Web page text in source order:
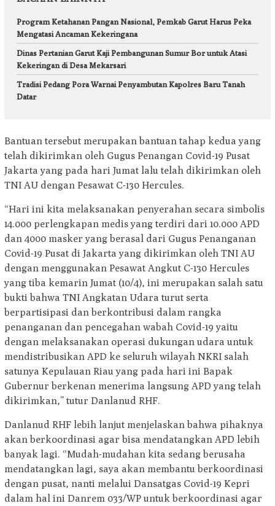
Program Ketahanan Pangan Nasional, Pemkab Garut Harus Peka
Mengatasi Ancaman Kekeringana
Dinas Pertanian Garut Kaji Pembangunan Sumur Bor untuk Atasi
Kekeringan di Desa Mekarsari
Tradisi Pedang Pora Warnai Penyambutan Kapolres Baru Tanah
Datar
Bantuan tersebut merupakan bantuan tahap kedua yang
telah dikirimkan oleh Gugus Penangan Covid-19 Pusat
Jakarta yang pada hari Jumat lalu telah dikirimkan oleh
TNI AU dengan Pesawat C-130 Hercules.
“Hari ini kita melaksanakan penyerahan secara simbolis
14.000 perlengkapan medis yang terdiri dari 10.000 APD
dan 4000 masker yang berasal dari Gugus Penanganan
Covid-19 Pusat di Jakarta yang dikirimkan oleh TNI AU
dengan menggunakan Pesawat Angkut C-130 Hercules
yang tiba kemarin Jumat (10/4), ini merupakan salah satu
bukti bahwa TNI Angkatan Udara turut serta
berpartisipasi dan berkontribusi dalam rangka
penanganan dan pencegahan wabah Covid-19 yaitu
dengan melaksanakan operasi dukungan udara untuk
mendistribusikan APD ke seluruh wilayah NKRI salah
satunya Kepulauan Riau yang pada hari ini Bapak
Gubernur berkenan menerima langsung APD yang telah
dikirimkan,” tutur Danlanud RHF.
Danlanud RHF lebih lanjut menjelaskan bahwa pihaknya
akan berkoordinasi agar bisa mendatangkan APD lebih
banyak lagi. “Mudah-mudahan kita sedang berusaha
mendatangkan lagi, saya akan membantu berkoordinasi
dengan pusat, nanti melalui Dansatgas Covid-19 Kepri
dalam hal ini Danrem 033/WP untuk berkoordinasi agar